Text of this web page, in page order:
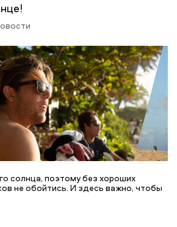
солнца, поэтому без хороших
не обойтись. И здесь важно, чтобы